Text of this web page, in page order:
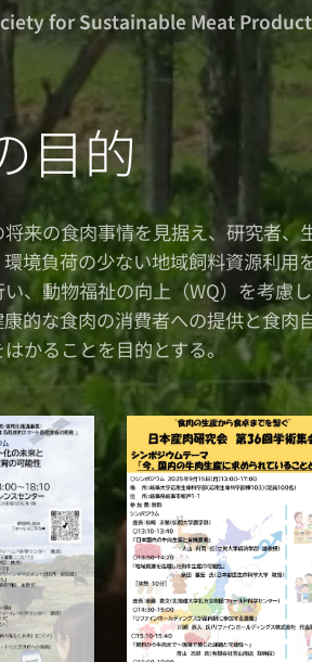
for Sustainable Meat
目的
来の食肉事情を見据え、研究者、
境負荷の少ない地域飼料資源利用
、動物福祉の向上（WQ）を考慮
的な食肉の消費者への提供と食肉
かることを目的とする。